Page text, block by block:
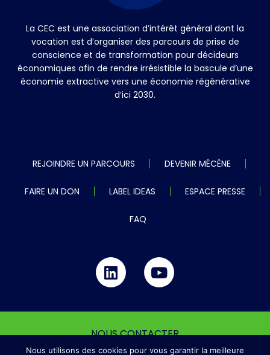
La CEC est une association d’intérêt général dont la
vocation est d’organiser des parcours de prise de
conscience et de transformation pour décideurs
économiques afin de rendre irrésistible la bascule d’une
économie extractive vers une économie régénérative
d’ici 2030.
REJOINDRE UN PARCOURS DEVENIR MÉCÈNE
FAIRE UN DON LABEL IDEAS ESPACE PRESSE
FAQ
NOUS CONTACTER
Nous utilisons des cookies pour vous garantir la meilleure